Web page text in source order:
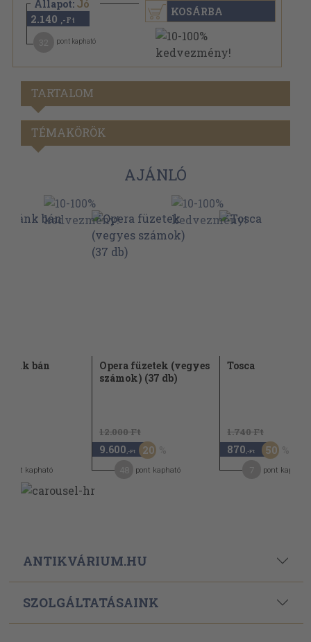
Állapot: Jó
2.140 ,-Ft
pont kapható
KOSÁRBA
TARTALOM
TÉMAKÖRÖK
AJÁNLÓ
Bánk bán
pont kapható
Opera füzetek (vegyes
számok) (37 db)
12.000 Ft
9.600 ,-Ft 20
pont kapható
Tosca
1.740 Ft
870 ,-Ft 50
pont kapható
ANTIKVÁRIUM.HU
SZOLGÁLTATÁSAINK